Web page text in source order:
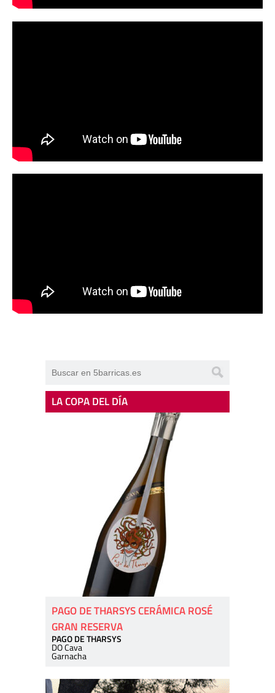
LA COPA DEL DÍA
PAGO DE THARSYS CERÁMICA ROSÉ
GRAN RESERVA
PAGO DE THARSYS
DO Cava
Garnacha